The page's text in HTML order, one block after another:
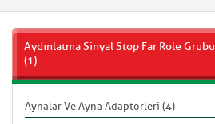
Aydınlatma Sinyal Stop Far Role Grubu
(1)
Aynalar Ve Ayna Adaptörleri (4)